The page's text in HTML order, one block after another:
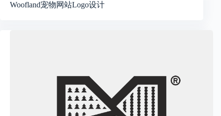
Woofland宠物网站Logo设计